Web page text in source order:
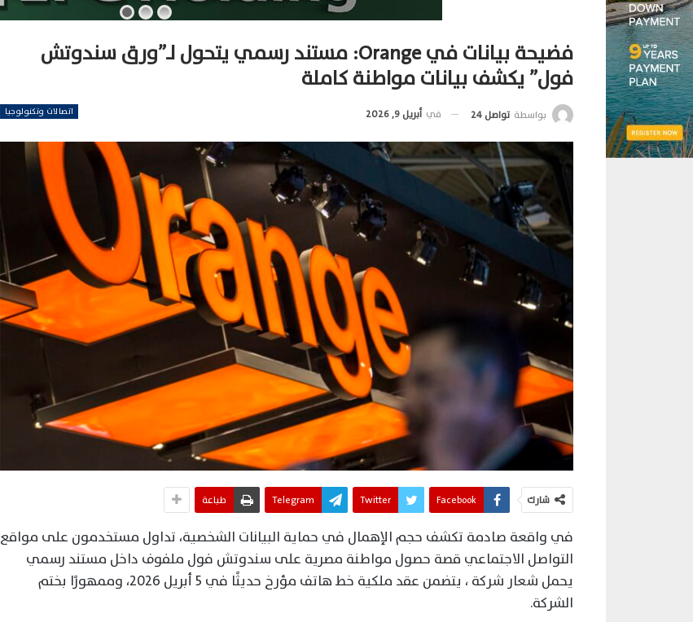
فضيحة بيانات في Orange: مستند رسمي يتحول لـ”ورق سندوتش
فول” يكشف بيانات مواطنة كاملة
اتصالات وتكنولوجيا بواسطة تواصل 24 في أبريل 9, 2026
شارك Facebook
Twitter
Telegram طباعة
في واقعة صادمة تكشف حجم الإهمال في حماية البيانات الشخصية، تداول مستخدمون على مواقع
التواصل الاجتماعي قصة حصول مواطنة مصرية على سندوتش فول ملفوف داخل مستند رسمي
يحمل شعار شركة ، يتضمن عقد ملكية خط هاتف مؤرخ حديثًا في 5 أبريل 2026، وممهورًا بختم
الشركة.